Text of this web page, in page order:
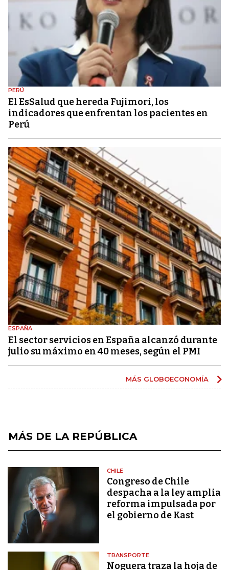
PERÚ
El EsSalud que hereda Fujimori, los
indicadores que enfrentan los pacientes en
Perú
ESPAÑA
El sector servicios en España alcanzó durante
julio su máximo en 40 meses, según el PMI
MÁS GLOBOECONOMÍA
MÁS DE LA REPÚBLICA
CHILE
Congreso de Chile
despacha a la ley amplia
reforma impulsada por
el gobierno de Kast
TRANSPORTE
Noguera traza la hoja de